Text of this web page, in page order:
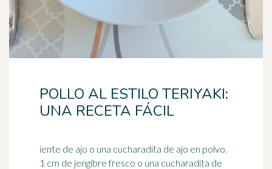
POLLO AL ESTILO TERIYAKI:
UNA RECETA FÁCIL
iente de ajo o una cucharadita de ajo en polvo.
1 cm de jengibre fresco o una cucharadita de